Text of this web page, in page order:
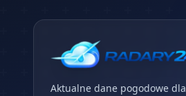
Aktualne dane pogodowe dla